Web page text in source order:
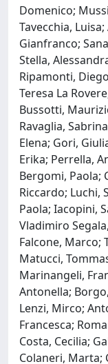
Domenico;
Tavecchia,
Gianfranco;
Stella,
Ripamonti,
Teresa La
Bussotti,
Ravaglia,
Elena; Gori,
Erika; Perrella,
Bergomi, Paola;
Riccardo; Luchi,
Paola; Iacopini,
Vladimiro
Falcone, Marco;
Matucci,
Marinangeli,
Antonella;
Lenzi, Mirco;
Francesca;
Costa, Cecilia;
Colaneri, Marta;